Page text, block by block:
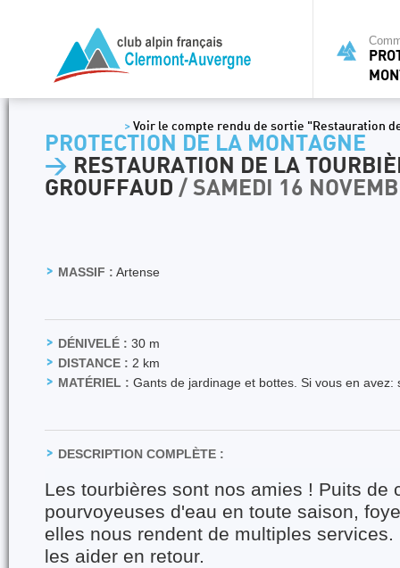
> Voir le compte rendu de sortie "Restauration
PROTECTION DE LA MONTAGNE
> RESTAURATION DE LA
GROUFFAUD / SAMEDI 16
MASSIF : Artense
DÉNIVELÉ : 30 m
DISTANCE : 2 km
MATÉRIEL : Gants de jardinage et bottes. Si vous en avez:
DESCRIPTION COMPLÈTE :
Les tourbières sont nos amies ! Puits de
pourvoyeuses d'eau en toute saison,
elles nous rendent de multiples
les aider en retour.